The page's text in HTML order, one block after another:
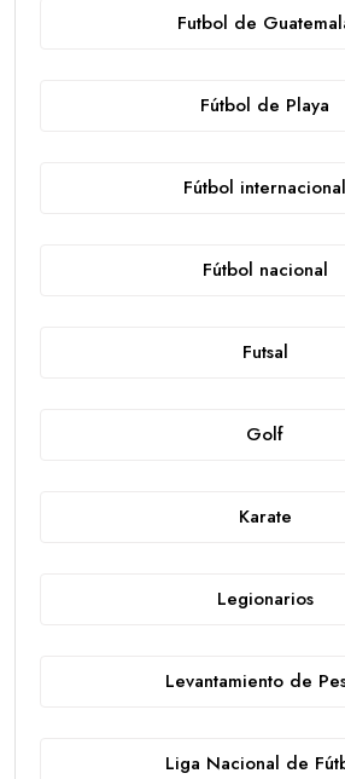
Futbol de
Fútbol de Playa
Fútbol internacional
Fútbol nacional
Futsal
Golf
Karate
Legionarios
Levantamiento de
Liga Nacional de